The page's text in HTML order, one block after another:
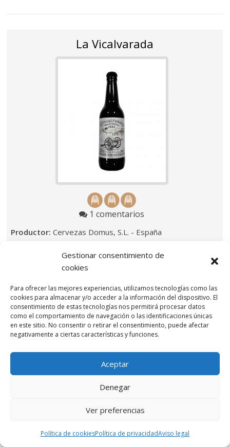
Gestionar consentimiento de
cookies
Para ofrecer las mejores experiencias, utilizamos tecnologías como las
cookies para almacenar y/o acceder a la información del dispositivo. El
consentimiento de estas tecnologías nos permitirá procesar datos
como el comportamiento de navegación o las identificaciones únicas
en este sitio. No consentir o retirar el consentimiento, puede afectar
negativamente a ciertas características y funciones.
Aceptar
Denegar
Ver preferencias
Política de cookiesPolítica de privacidadAviso legal
La Vicalvarada
1 comentarios
Productor: Cervezas Domus, S.L. - España
Precio medio:2.35€
Grado:5.0°
Leer más
Bischofshof Altvater Weissbierbock